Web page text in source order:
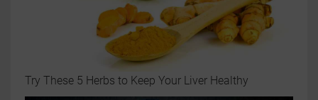
Try These 5 Herbs to Keep Your Liver Healthy